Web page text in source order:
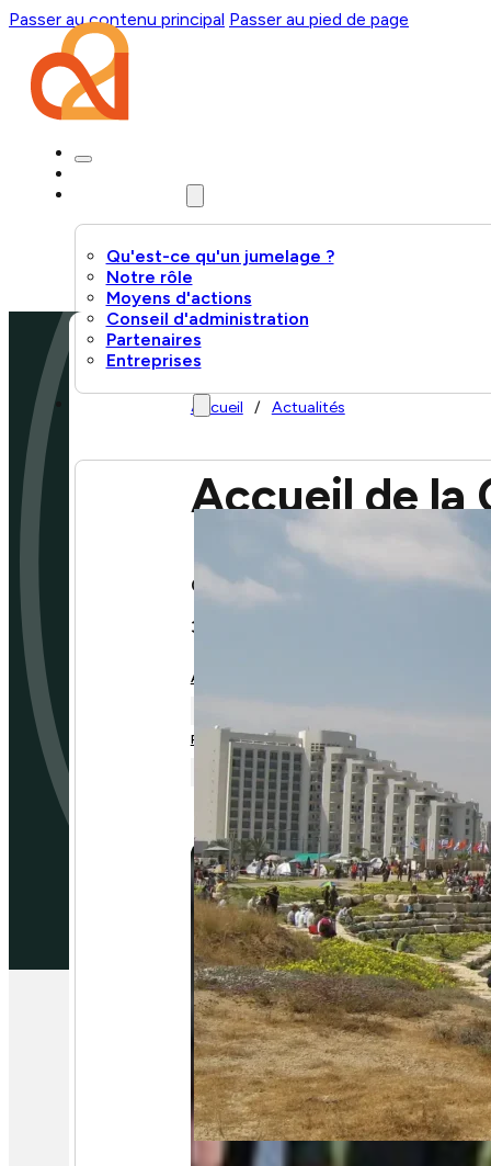
Passer au contenu principal Passer au pied de page
Qu'est-ce qu'un jumelage ?
Notre rôle
Moyens d'actions
Conseil d'administration
Partenaires
Entreprises
Villes jumellesAccueil / Actualités
Accueil de la
05/07/2018
3 min
AIX-EN-PROVENCE
PHILADELPHIE